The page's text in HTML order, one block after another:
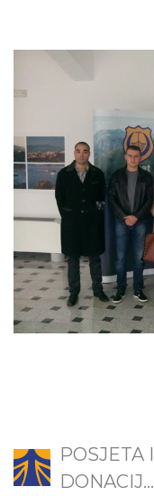
POSJETA I
DONACIJ...